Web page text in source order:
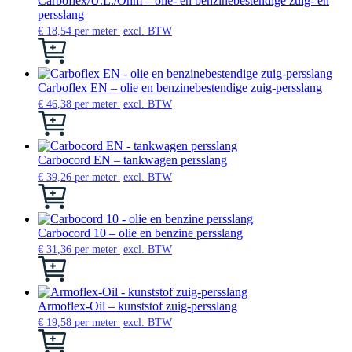
op
de
productpagina
Deze
optie
kan
worden
op
de
productpagina
persslang
€ 18,54 per meter excl. BTW
Dit
heeft
meerdere
variaties.
Deze
kan
gekozen
worden
op
productpagina
Carboflex EN – olie en benzinebestendige zuig-persslang
€ 46,38 per meter excl. BTW
Dit
heeft
meerdere
variaties.
Deze
kan
gekozen
worden
op
productpagina
Carbocord EN – tankwagen persslang
€ 39,26 per meter excl. BTW
Dit
heeft
meerdere
variaties.
Deze
kan
gekozen
worden
op
Carbocord 10 – olie en benzine persslang
€ 31,36 per meter excl. BTW
Dit
heeft
meerdere
variaties.
Deze
Armoflex-Oil – kunststof zuig-persslang
€ 19,58 per meter excl. BTW
Dit